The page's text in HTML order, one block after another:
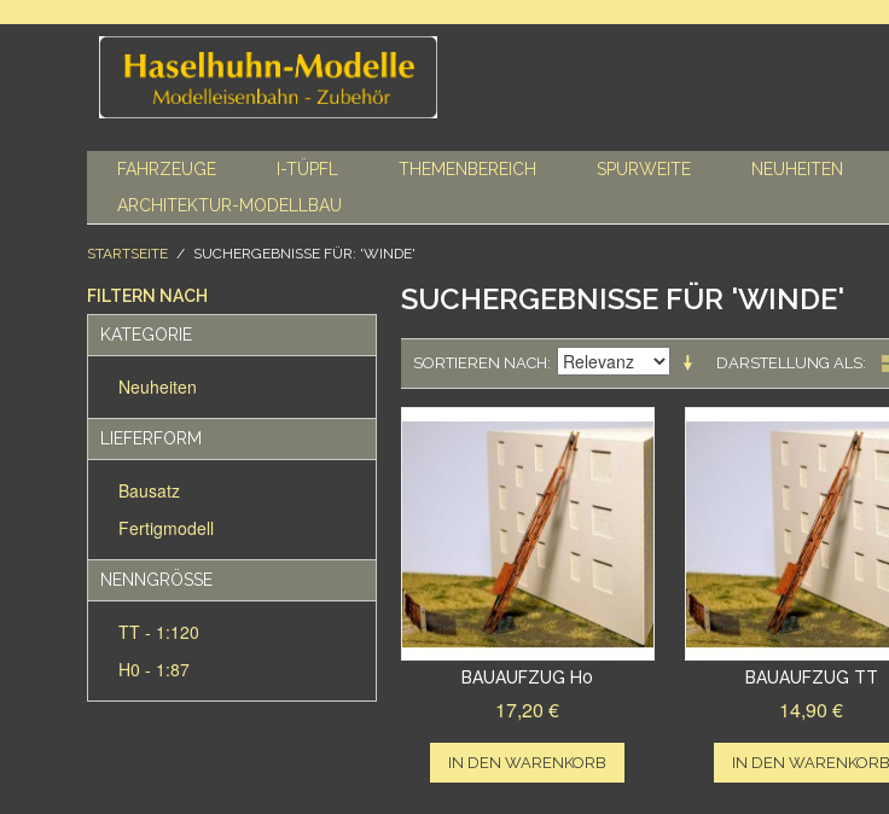
FAHRZEUGE I-TÜPFL THEMENBEREICH SPURWEITE NEUHEITEN
ARCHITEKTUR-MODELLBAU
STARTSEITE / SUCHERGEBNISSE FÜR: 'WINDE'
FILTERN NACH
KATEGORIE
Neuheiten
LIEFERFORM
Bausatz
Fertigmodell
NENNGRÖSSE
TT - 1:120
H0 - 1:87
SUCHERGEBNISSE FÜR 'WINDE'
DARSTELLUNG ALS
SORTIEREN NACH
BAUAUFZUG H0
17,20 €
IN DEN WARENKORB
BAUAUFZUG TT
14,90 €
IN DEN WARENKORB